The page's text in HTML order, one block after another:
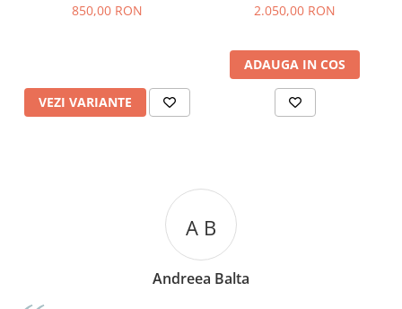
850,00 RON
VEZI VARIANTE
2.050,00 RON
ADAUGA IN COS